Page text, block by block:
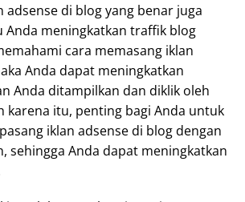
adsense di blog yang benar juga
meningkatkan traffik blog
cara memasang iklan
Anda dapat meningkatkan
Anda ditampilkan dan diklik oleh
karena itu, penting bagi Anda untuk
iklan adsense di blog dengan
sehingga Anda dapat meningkatkan